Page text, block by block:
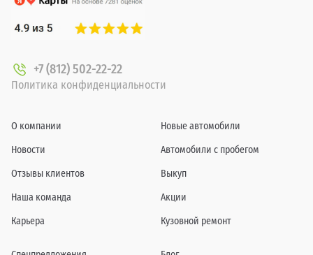
+7 (812) 502-22-22
Политика конфиденциальности
О компании
Новости
Отзывы клиентов
Наша команда
Карьера
Новые автомобили
Автомобили с пробегом
Выкуп
Акции
Кузовной ремонт